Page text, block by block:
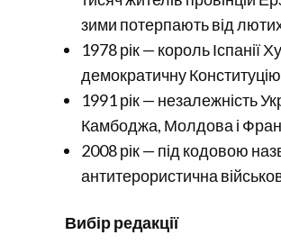
зими потерпають від
1978 рік — король
демократичну
1991 рік — незалежність
Камбоджа, Молдова і
2008 рік — під кодовою
антитерористична
Вибір редакції